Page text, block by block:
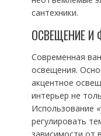
сантехники.
ОСВЕЩЕНИЕ
Современная
освещения.
акцентное
интерьер не
Использование
регулировать